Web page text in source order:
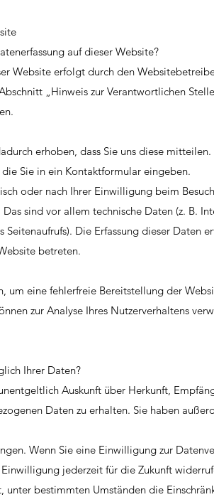
auf dieser Website?
Website erfolgt durch den
„Hinweis zur Verantwortlichen
erhoben, dass Sie uns diese
Sie in ein Kontaktformular eingeben.
oder nach Ihrer Einwilligung beim
sind vor allem technische Daten (z. B.
Seitenaufrufs). Die Erfassung dieser Daten
betreten.
um eine fehlerfreie Bereitstellung der
zur Analyse Ihres Nutzerverhaltens
Ihrer Daten?
Auskunft über Herkunft,
Daten zu erhalten. Sie haben
Wenn Sie eine Einwilligung zur
jederzeit für die Zukunft
unter bestimmten Umständen die